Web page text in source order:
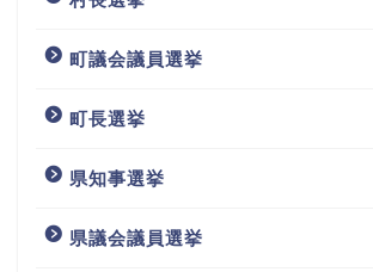
町議会議員選挙
町長選挙
県知事選挙
県議会議員選挙